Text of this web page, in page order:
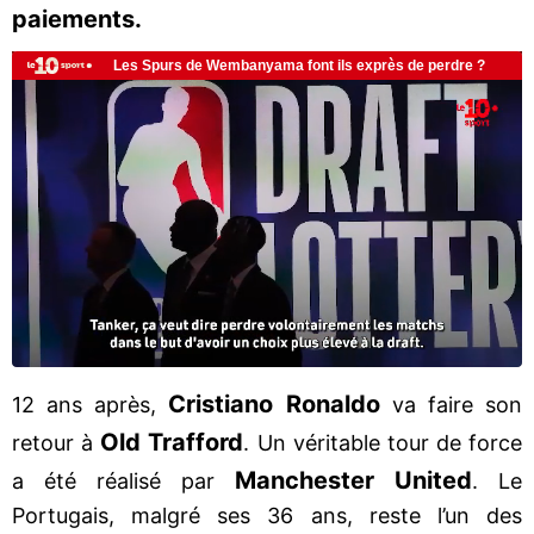
paiements.
12 ans après, Cristiano Ronaldova faire son
retour à Old Trafford. Un véritable tour de force
a été réalisé par Manchester United. Le
Portugais, malgré ses 36 ans, reste l’un des